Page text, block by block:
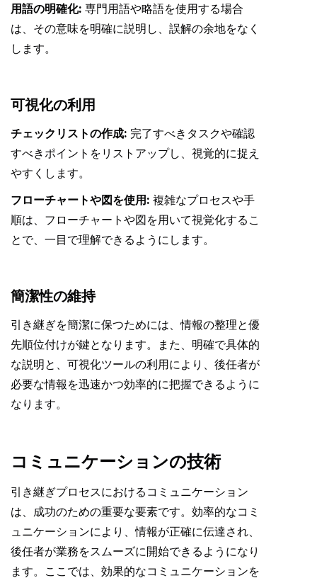
用語の明確化: 専門用語や略語を使用する場合
は、その意味を明確に説明し、誤解の余地をなく
します。
可視化の利用
チェックリストの作成: 完了すべきタスクや確認
すべきポイントをリストアップし、視覚的に捉え
やすくします。
フローチャートや図を使用: 複雑なプロセスや手
順は、フローチャートや図を用いて視覚化するこ
とで、一目で理解できるようにします。
簡潔性の維持
引き継ぎを簡潔に保つためには、情報の整理と優
先順位付けが鍵となります。また、明確で具体的
な説明と、可視化ツールの利用により、後任者が
必要な情報を迅速かつ効率的に把握できるように
なります。
コミュニケーションの技術
引き継ぎプロセスにおけるコミュニケーション
は、成功のための重要な要素です。効率的なコミ
ュニケーションにより、情報が正確に伝達され、
後任者が業務をスムーズに開始できるようになり
ます。ここでは、効果的なコミュニケーションを